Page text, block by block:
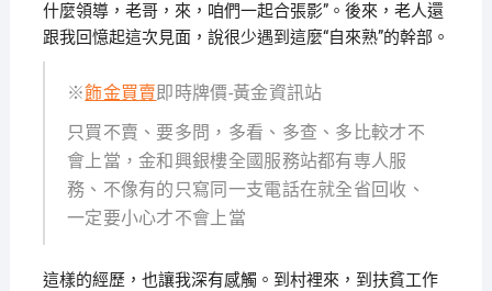
什麼領導，老哥，來，咱們一起合張影”。後來，老人還
跟我回憶起這次見面，說很少遇到這麼“自來熟”的幹部。
※飾金買賣即時牌價-黃金資訊站
只買不賣、要多問，多看、多查、多比較才不
會上當，金和興銀樓全國服務站都有専人服
務、不像有的只寫同一支電話在就全省回收、
一定要小心才不會上當
這樣的經歷，也讓我深有感觸。到村裡來，到扶貧工作